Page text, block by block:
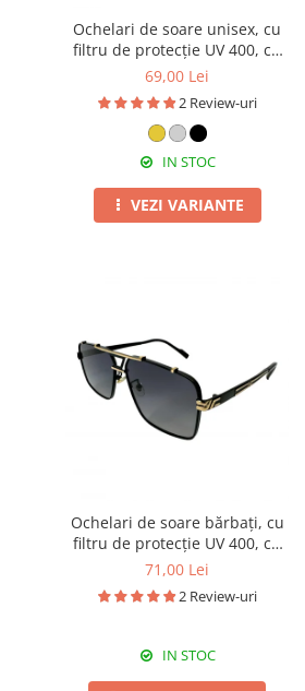
Ochelari de soare unisex, cu
filtru de protecție UV 400, cu
toc cadou, OSX25
69,00 Lei
2 Review-uri
IN STOC
VEZI VARIANTE
Ochelari de soare bărbați, cu
filtru de protecție UV 400, cu
toc cadou, OSB44
71,00 Lei
2 Review-uri
IN STOC